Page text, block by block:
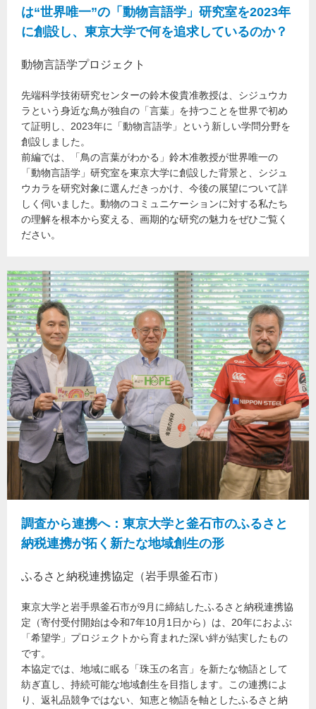
は“世界唯一”の「動物言語学」研究室を2023年
に創設し、東京大学で何を追求しているのか？
動物言語学プロジェクト
先端科学技術研究センターの鈴木俊貴准教授は、シジュウカ
ラという身近な鳥が独自の「言葉」を持つことを世界で初め
て証明し、2023年に「動物言語学」という新しい学問分野を
創設しました。
前編では、「鳥の言葉がわかる」鈴木准教授が世界唯一の
「動物言語学」研究室を東京大学に創設した背景と、シジュ
ウカラを研究対象に選んだきっかけ、今後の展望について詳
しく伺いました。動物のコミュニケーションに対する私たち
の理解を根本から変える、画期的な研究の魅力をぜひご覧く
ださい。
調査から連携へ：東京大学と釜石市のふるさと
納税連携が拓く新たな地域創生の形
ふるさと納税連携協定（岩手県釜石市）
東京大学と岩手県釜石市が9月に締結したふるさと納税連携協
定（寄付受付開始は令和7年10月1日から）は、20年におよぶ
「希望学」プロジェクトから育まれた深い絆が結実したもの
です。
本協定では、地域に眠る「珠玉の名言」を新たな物語として
紡ぎ直し、持続可能な地域創生を目指します。この連携によ
り、返礼品競争ではない、知恵と物語を軸としたふるさと納